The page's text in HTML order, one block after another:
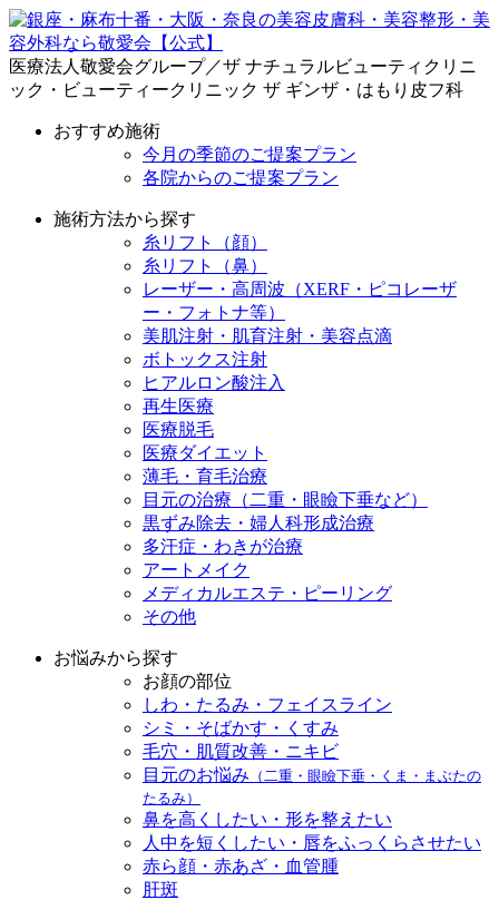
医療法人敬愛会グループ／ザ ナチュラルビューティクリニ
ック・ビューティークリニック ザ ギンザ・はもり皮フ科
おすすめ施術
今月の季節のご提案プラン
各院からのご提案プラン
施術方法から探す
糸リフト（顔）
糸リフト（鼻）
レーザー・高周波（XERF・ピコレーザ
ー・フォトナ等）
美肌注射・肌育注射・美容点滴
ボトックス注射
ヒアルロン酸注入
再生医療
医療脱毛
医療ダイエット
薄毛・育毛治療
目元の治療（二重・眼瞼下垂など）
黒ずみ除去・婦人科形成治療
多汗症・わきが治療
アートメイク
メディカルエステ・ピーリング
その他
お悩みから探す
お顔の部位
しわ・たるみ・フェイスライン
シミ・そばかす・くすみ
毛穴・肌質改善・ニキビ
目元のお悩み （二重・眼瞼下垂・くま・まぶたの
たるみ）
鼻を高くしたい・形を整えたい
人中を短くしたい・唇をふっくらさせたい
赤ら顔・赤あざ・血管腫
肝斑